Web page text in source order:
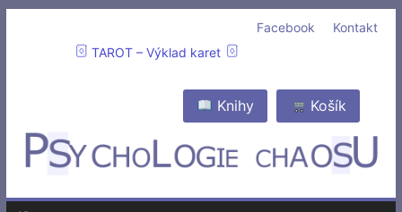
Kontakt
Facebook
TAROT – Výklad karet
Košík
Knihy